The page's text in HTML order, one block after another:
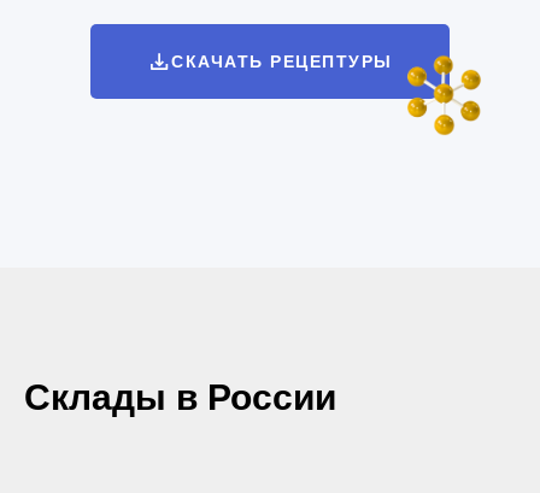
СКАЧАТЬ РЕЦЕПТУРЫ
Склады в России